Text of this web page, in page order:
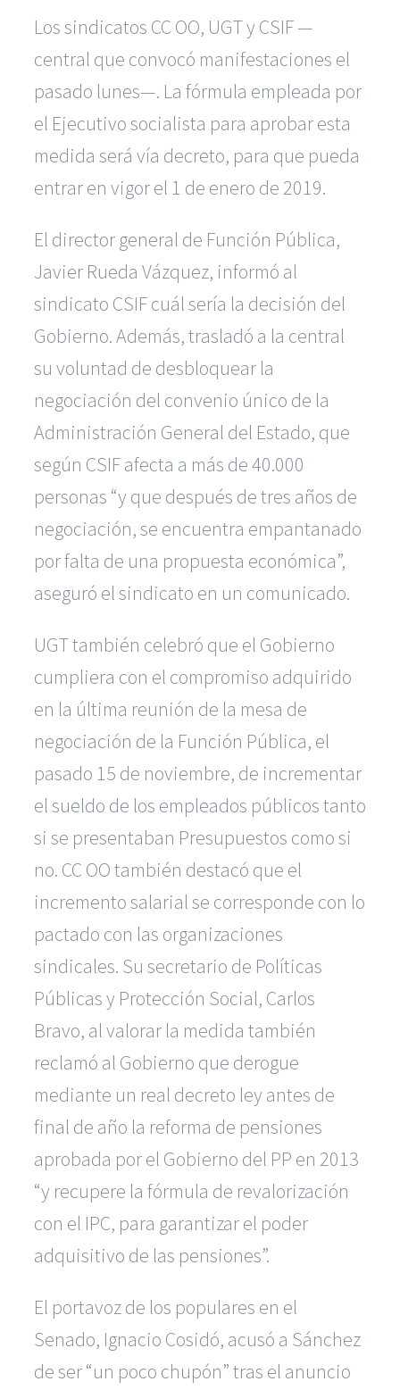
Los sindicatos CC OO, UGT y CSIF —
central que convocó manifestaciones el
pasado lunes—. La fórmula empleada por
el Ejecutivo socialista para aprobar esta
medida será vía decreto, para que pueda
entrar en vigor el 1 de enero de 2019.
El director general de Función Pública,
Javier Rueda Vázquez, informó al
sindicato CSIF cuál sería la decisión del
Gobierno. Además, trasladó a la central
su voluntad de desbloquear la
negociación del convenio único de la
Administración General del Estado, que
según CSIF afecta a más de 40.000
personas “y que después de tres años de
negociación, se encuentra empantanado
por falta de una propuesta económica”,
aseguró el sindicato en un comunicado.
UGT también celebró que el Gobierno
cumpliera con el compromiso adquirido
en la última reunión de la mesa de
negociación de la Función Pública, el
pasado 15 de noviembre, de incrementar
el sueldo de los empleados públicos tanto
si se presentaban Presupuestos como si
no. CC OO también destacó que el
incremento salarial se corresponde con lo
pactado con las organizaciones
sindicales. Su secretario de Políticas
Públicas y Protección Social, Carlos
Bravo, al valorar la medida también
reclamó al Gobierno que derogue
mediante un real decreto ley antes de
final de año la reforma de pensiones
aprobada por el Gobierno del PP en 2013
“y recupere la fórmula de revalorización
con el IPC, para garantizar el poder
adquisitivo de las pensiones”.
El portavoz de los populares en el
Senado, Ignacio Cosidó, acusó a Sánchez
de ser “un poco chupón” tras el anuncio